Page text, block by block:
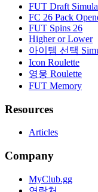
FUT Draft
FC 26 Pack
FUT Spins 26
Higher or Lower
아이템 선택
Icon Roulette
영웅 Roulette
FUT Memory
Resources
Articles
Company
MyClub.gg